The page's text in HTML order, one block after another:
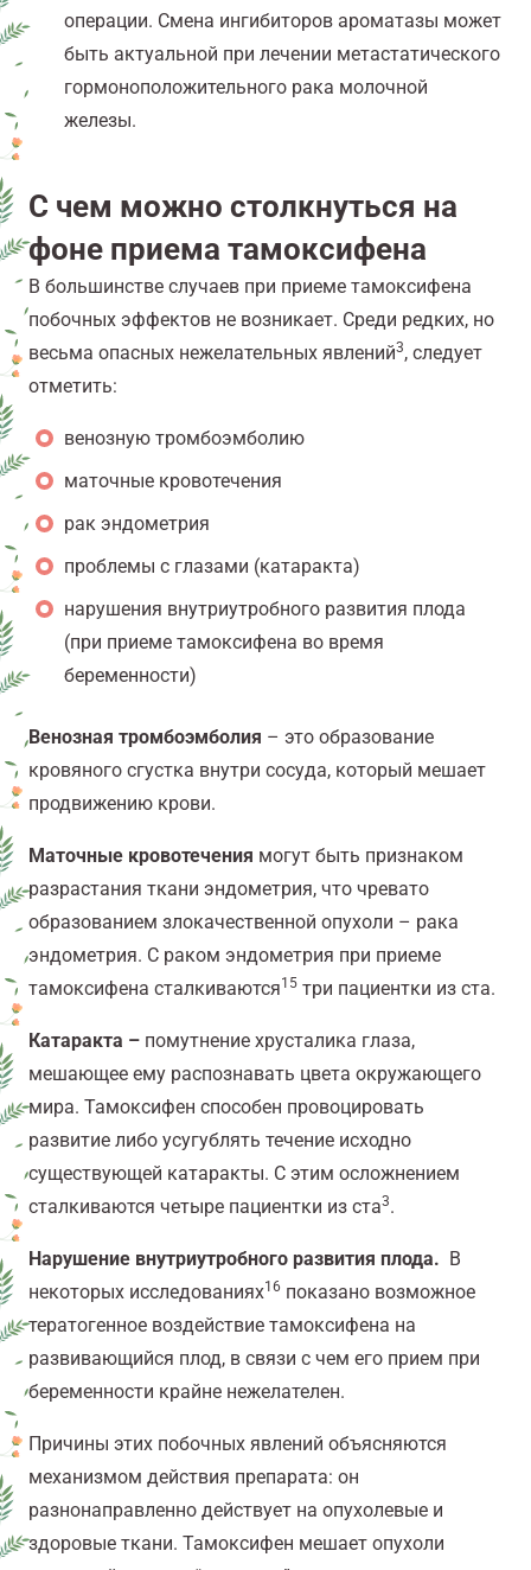
операции. Смена ингибиторов ароматазы может
быть актуальной при лечении метастатического
гормоноположительного рака молочной
железы.
С чем можно столкнуться на
фоне приема тамоксифена
В большинстве случаев при приеме тамоксифена
побочных эффектов не возникает. Среди редких, но
весьма опасных нежелательных явлений3, следует
отметить:
венозную тромбоэмболию
маточные кровотечения
рак эндометрия
проблемы с глазами (катаракта)
нарушения внутриутробного развития плода
(при приеме тамоксифена во время
беременности)
Венозная тромбоэмболия – это образование
кровяного сгустка внутри сосуда, который мешает
продвижению крови.
Маточные кровотечения могут быть признаком
разрастания ткани эндометрия, что чревато
образованием злокачественной опухоли – рака
эндометрия. С раком эндометрия при приеме
тамоксифена сталкиваются15 три пациентки из ста.
Катаракта – помутнение хрусталика глаза,
мешающее ему распознавать цвета окружающего
мира. Тамоксифен способен провоцировать
развитие либо усугублять течение исходно
существующей катаракты. С этим осложнением
сталкиваются четыре пациентки из ста3.
Нарушение внутриутробного развития плода. В
некоторых исследованиях16 показано возможное
тератогенное воздействие тамоксифена на
развивающийся плод, в связи с чем его прием при
беременности крайне нежелателен.
Причины этих побочных явлений объясняются
механизмом действия препарата: он
разнонаправленно действует на опухолевые и
здоровые ткани. Тамоксифен мешает опухоли